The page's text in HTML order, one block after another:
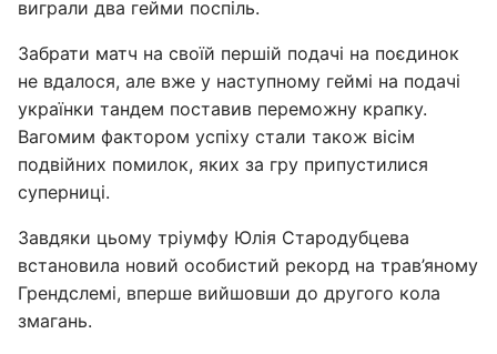
виграли два гейми поспіль.
Забрати матч на своїй першій подачі на поєдинок
не вдалося, але вже у наступному геймі на подачі
українки тандем поставив переможну крапку.
Вагомим фактором успіху стали також вісім
подвійних помилок, яких за гру припустилися
суперниці.
Завдяки цьому тріумфу Юлія Стародубцева
встановила новий особистий рекорд на трав’яному
Грендслемі, вперше вийшовши до другого кола
змагань.